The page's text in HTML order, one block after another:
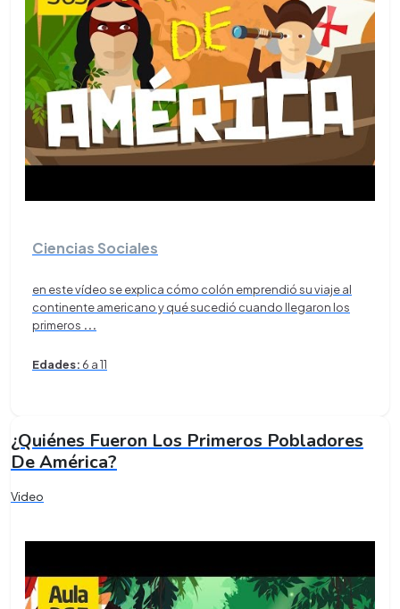
Ciencias Sociales
en este vídeo se explica cómo colón emprendió su viaje al
continente americano y qué sucedió cuando llegaron los
primeros ...
Edades: 6 a 11
¿Quiénes Fueron Los Primeros Pobladores
De América?
Video